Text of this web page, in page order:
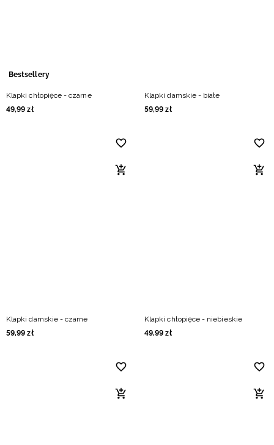
Bestsellery
Klapki chłopięce - czarne
49,99 zł
Klapki damskie - białe
59,99 zł
Klapki damskie - czarne
59,99 zł
Klapki chłopięce - niebieskie
49,99 zł
Ukraiński / UAH